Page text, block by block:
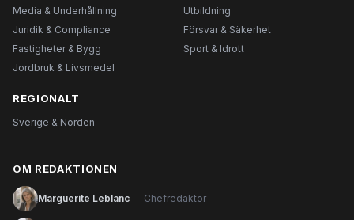
Media & Underhållning
Utbildning
Juridik & Compliance
Försvar & Säkerhet
Fastigheter & Bygg
Sport & Idrott
Jordbruk & Livsmedel
REGIONALT
Sverige & Norden
OM REDAKTIONEN
Marguerite Leblanc — Chefredaktör